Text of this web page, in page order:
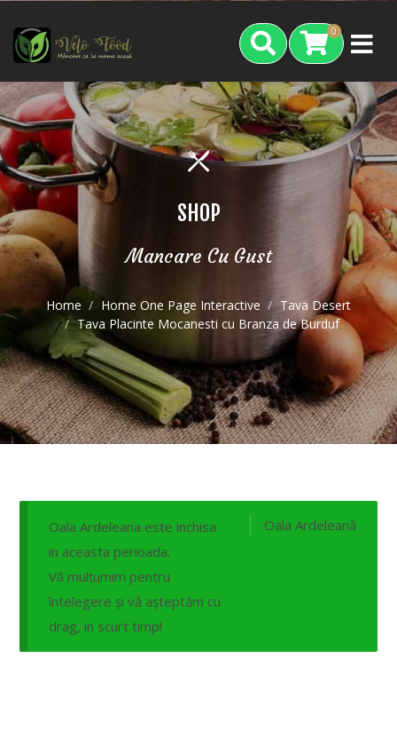
SHOP
Mancare Cu Gust
Home Home One Page Interactive
Tava Desert
Tava Placinte Mocanesti cu Branza de Burduf
0
Oala Ardeleană
Oala Ardeleana este inchisa
in aceasta perioada.
Vă mulțumim pentru
întelegere și vă așteptăm cu
drag, in scurt timp!